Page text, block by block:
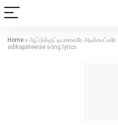
Home » ஆட்டுக்குட்டியானவரே
adikapateerae song lyrics